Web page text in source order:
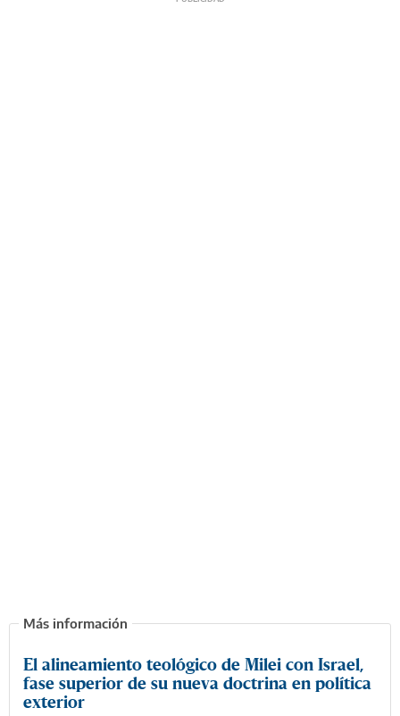
El alineamiento teológico de Milei con Israel,
fase superior de su nueva doctrina en política
exterior